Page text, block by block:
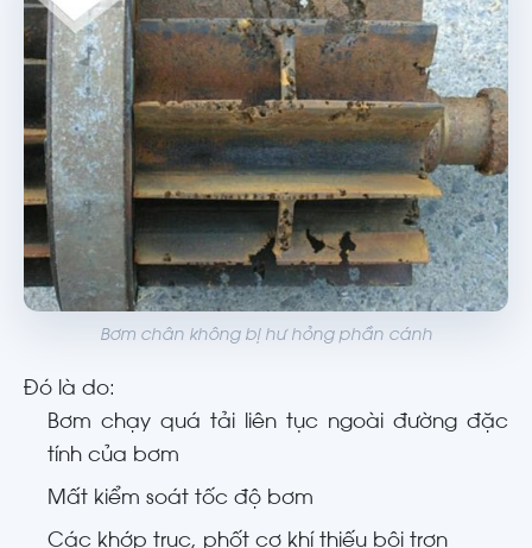
Bơm chân không bị hư hỏng phần cánh
Đó là do:
Bơm chạy quá tải liên tục ngoài đường đặc
tính của bơm
Mất kiểm soát tốc độ bơm
Các khớp trục, phốt cơ khí thiếu bôi trơn